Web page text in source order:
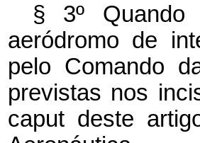
§ 3º Quando
aeródromo de
pelo Comando
previstas nos
caput deste